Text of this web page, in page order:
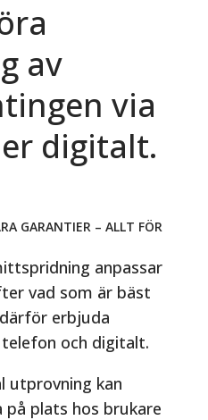
av
via
digitalt.
GARANTIER – ALLT FÖR
anpassar
vad som är bäst
erbjuda
och digitalt.
utprovning kan
plats hos brukare